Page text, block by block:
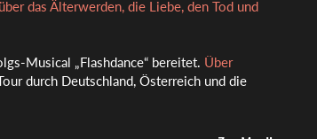
das Älterwerden, die Liebe, den Tod und
Musical „Flashdance“ bereitet. Über
durch Deutschland, Österreich und die